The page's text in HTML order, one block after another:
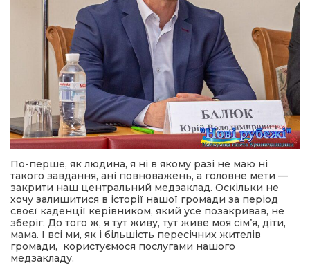
По-перше, як людина, я ні в якому разі не маю ні
такого завдання, ані повноважень, а головне мети —
закрити наш центральний медзаклад. Оскільки не
хочу залишитися в історії нашої громади за період
своєї каденції керівником, який усе позакривав, не
зберіг. До того ж, я тут живу, тут живе моя сім’я, діти,
мама. І всі ми, як і більшість пересічних жителів
громади, користуємося послугами нашого
медзакладу.